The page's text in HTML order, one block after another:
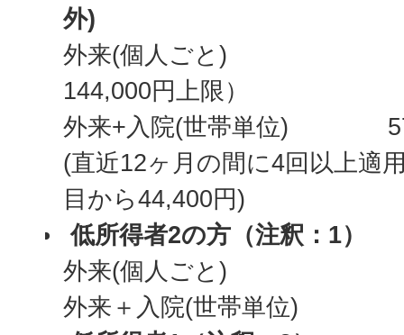
外)
外来(個人ごと)
144,000円上限）
外来+入院(世帯単位)
(直近12ヶ月の間に4回以上適
目から44,400円)
低所得者2の方（注釈：1）
外来(個人ごと)
外来＋入院(世帯単位)